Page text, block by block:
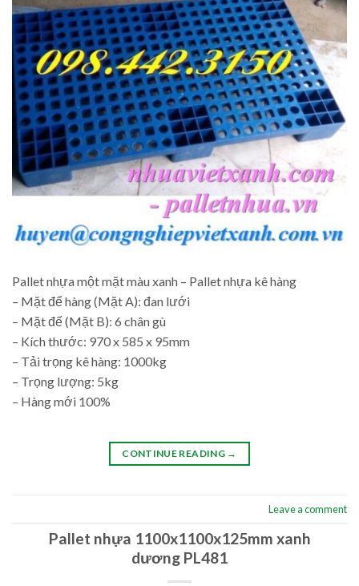
Pallet nhựa một mặt màu xanh – Pallet nhựa kê hàng
– Mặt để hàng (Mặt A): đan lưới
– Mặt đế (Mặt B): 6 chân gù
– Kích thước: 970 x 585 x 95mm
– Tải trọng kê hàng: 1000kg
– Trọng lượng: 5kg
– Hàng mới 100%
CONTINUE READING →
Leave a comment
Pallet nhựa 1100x1100x125mm xanh
dương PL481